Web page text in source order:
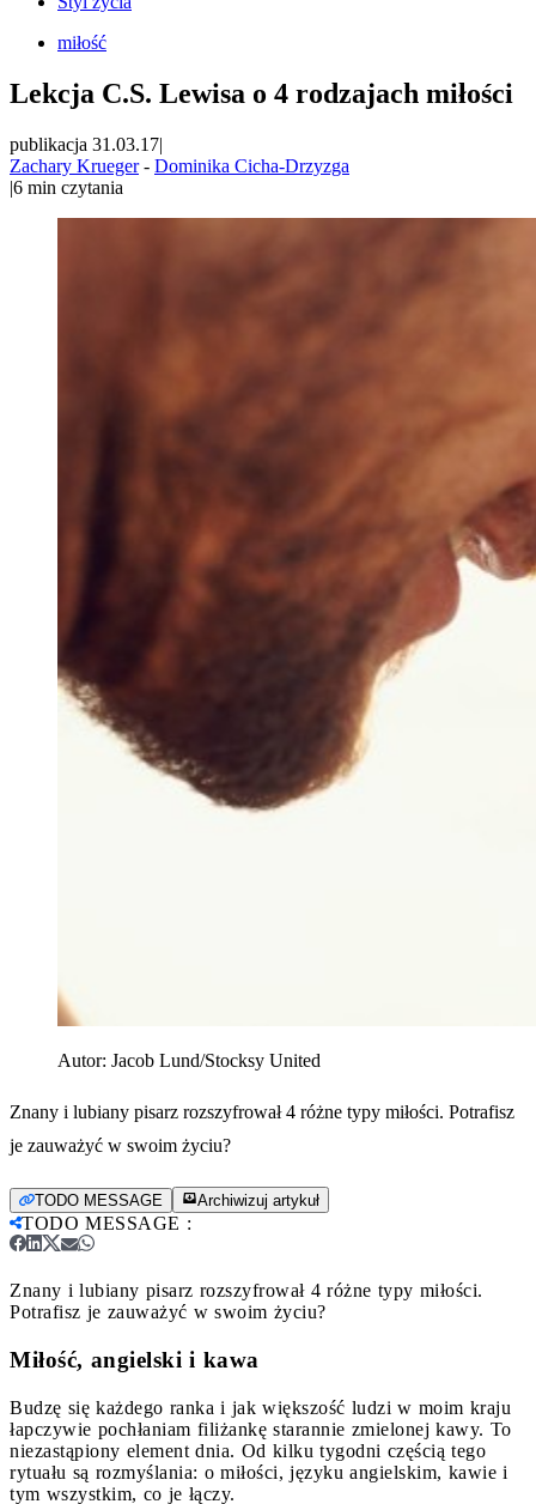
miłość
Lekcja C.S. Lewisa o 4 rodzajach miłości
publikacja 31.03.17|
Zachary Krueger- Dominika Cicha-Drzyzga
|6 min czytania
Autor: Jacob Lund/Stocksy United
Znany i lubiany pisarz rozszyfrował 4 różne typy miłości. Potrafisz
je zauważyć w swoim życiu?
TODO MESSAGE Archiwizuj artykuł
TODO MESSAGE :
Znany i lubiany pisarz rozszyfrował 4 różne typy miłości.
Potrafisz je zauważyć w swoim życiu?
Miłość, angielski i kawa
Budzę się każdego ranka i jak większość ludzi w moim kraju
łapczywie pochłaniam filiżankę starannie zmielonej kawy. To
niezastąpiony element dnia. Od kilku tygodni częścią tego
rytuału są rozmyślania: o miłości, języku angielskim, kawie i
tym wszystkim, co je łączy.